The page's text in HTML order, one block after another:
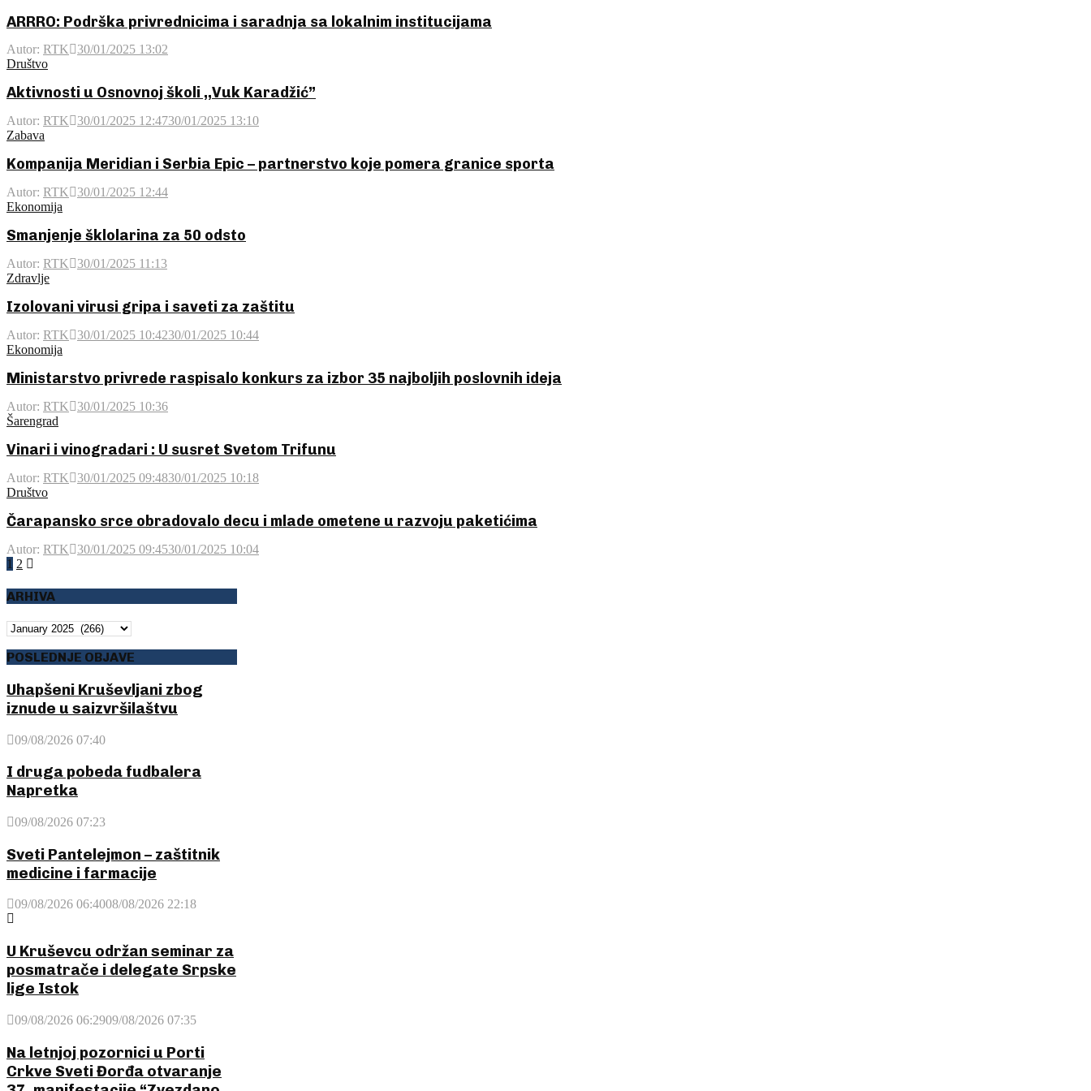
ARRRO: Podrška privrednicima i saradnja sa lokalnim institucijama
Autor: RTK
30/01/2025 13:02
Društvo
Aktivnosti u Osnovnoj školi ,,Vuk Karadžić”
Autor: RTK 30/01/2025 12:4730/01/2025 13:10
Zabava
Kompanija Meridian i Serbia Epic – partnerstvo koje pomera granice sporta
Autor: RTK
30/01/2025 12:44
Ekonomija
Smanjenje šklolarina za 50 odsto
Autor: RTK
30/01/2025 11:13
Zdravlje
Izolovani virusi gripa i saveti za zaštitu
Autor: RTK 30/01/2025 10:4230/01/2025 10:44
Ekonomija
Ministarstvo privrede raspisalo konkurs za izbor 35 najboljih poslovnih ideja
Autor: RTK
30/01/2025 10:36
Šarengrad
Vinari i vinogradari : U susret Svetom Trifunu
Autor: RTK 30/01/2025 09:4830/01/2025 10:18
Društvo
Čarapansko srce obradovalo decu i mlade ometene u razvoju paketićima
Autor: RTK 30/01/2025 09:4530/01/2025 10:04
Posts
pagination
1 2
ARHIVA
ARHIVA
POSLEDNJE OBJAVE
Uhapšeni Kruševljani zbog
iznude u saizvršilaštvu
09/08/2026 07:40
I druga pobeda fudbalera
Napretka
09/08/2026 07:23
Sveti Pantelejmon – zaštitnik
medicine i farmacije
09/08/2026 06:4008/08/2026 22:18
U Kruševcu održan seminar za
posmatrače i delegate Srpske
lige Istok
09/08/2026 06:2909/08/2026 07:35
Na letnjoj pozornici u Porti
Crkve Sveti Đorđa otvaranje